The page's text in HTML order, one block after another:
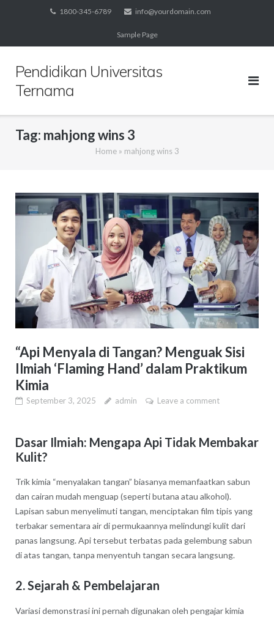
1800-345-6789 info@yourdomain.com
Sample Page
Pendidikan Universitas
Ternama
Tag: mahjong wins 3
Home» mahjong wins 3
“Api Menyala di Tangan? Menguak Sisi
Ilmiah ‘Flaming Hand’ dalam Praktikum
Kimia
September 3, 2025 admin Leave a comment
Dasar Ilmiah: Mengapa Api Tidak Membakar
Kulit?
Trik kimia “menyalakan tangan” biasanya memanfaatkan sabun
dan cairan mudah menguap (seperti butana atau alkohol).
Lapisan sabun menyelimuti tangan, menciptakan film tipis yang
terbakar sementara air di permukaannya melindungi kulit dari
panas langsung. Api tersebut terbatas pada gelembung sabun
di atas tangan, tanpa menyentuh tangan secara langsung.
2. Sejarah & Pembelajaran
Variasi demonstrasi ini pernah digunakan oleh pengajar kimia